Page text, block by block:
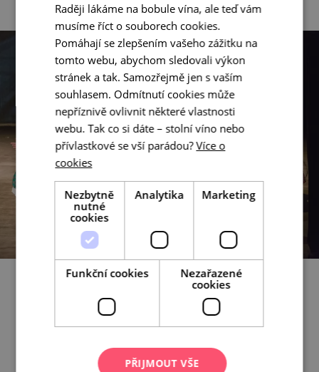
Co zrovna frčí?
Raději lákáme na bobule vína, ale teď vám
musíme říct o souborech cookies.
Pomáhají se zlepšením vašeho zážitku na
tomto webu, abychom sledovali výkon
stránek a tak. Samozřejmě jen s vaším
souhlasem. Odmítnutí cookies může
nepříznivě ovlivnit některé vlastnosti
webu. Tak co si dáte – stolní víno nebo
přívlastkové se vší parádou?Více o
cookies
Nezbytně
nutné
cookies
Analytika Marketing
Funkční cookies
Nezařazené
cookies
PŘIJMOUT VŠE